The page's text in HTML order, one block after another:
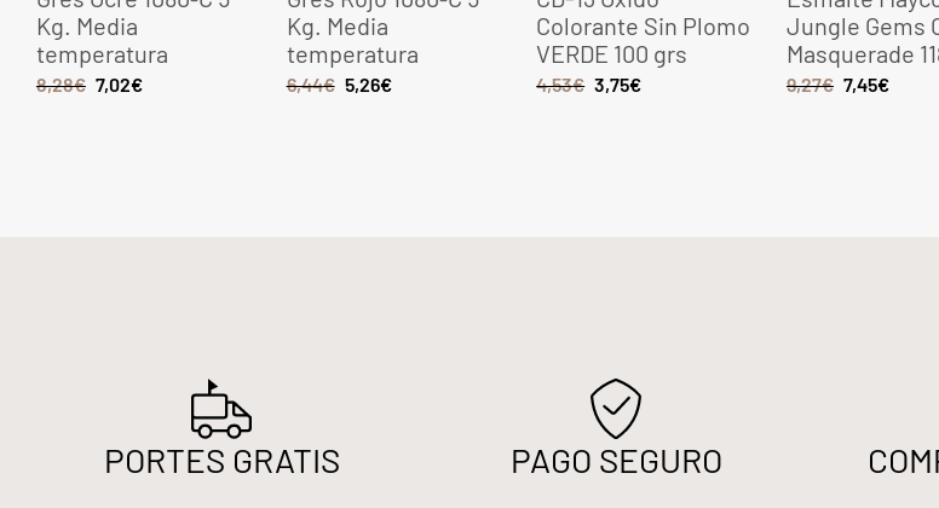
Kg. Media
temperatura
8,28€ 7,02€
Kg. Media
temperatura
6,44€ 5,26€
Colorante Sin Plomo
VERDE 100 grs
4,53€ 3,75€
Jungle Gems
Masquerade
9,27€ 7,45€
PORTES GRATIS PAGO SEGURO